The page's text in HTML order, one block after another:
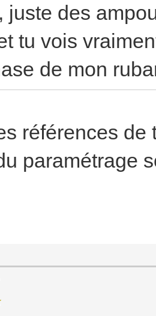
juste des
tu vois
de mon
références
paramétrage